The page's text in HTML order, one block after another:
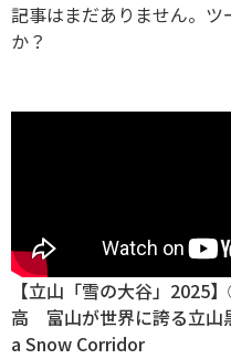
記事はまだありません。
か？
【立山「雪の大谷」
高 富山が世界に誇る立
a Snow Corridor